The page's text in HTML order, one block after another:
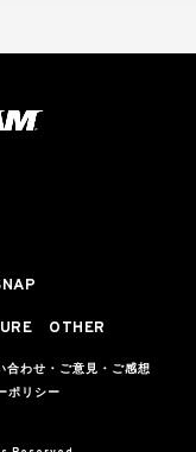
OTHER
合わせ・ご意見・ご感想
ポリシー